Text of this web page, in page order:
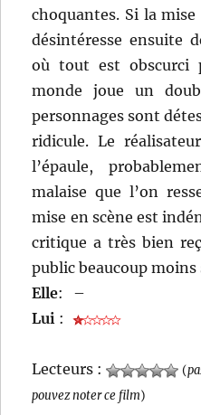
choquantes. Si la
désintéresse ensuite
où tout est
monde joue un
personnages sont
ridicule. Le
l’épaule,
malaise que l’on
mise en scène est
critique a très bien
public beaucoup
Elle:
–
Lui :
Lecteurs : (
pouvez noter ce film)